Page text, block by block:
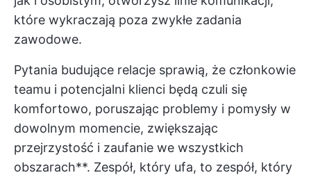
które wykraczają poza zwykłe zadania
zawodowe.
Pytania budujące relacje sprawią, że członkowie
teamu i potencjalni klienci będą czuli się
komfortowo, poruszając problemy i pomysły w
dowolnym momencie, zwiększając
przejrzystość i zaufanie we wszystkich
obszarach**. Zespół, który ufa, to zespół, który